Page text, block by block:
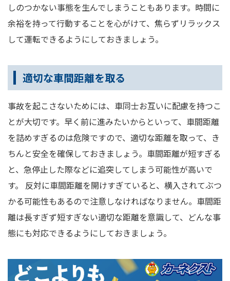
しのつかない事態を生んでしまうこともあります。時間に
余裕を持って行動することを心がけて、焦らずリラックス
して運転できるようにしておきましょう。
適切な車間距離を取る
事故を起こさないためには、車同士お互いに配慮を持つこ
とが大切です。早く前に進みたいからといって、車間距離
を詰めすぎるのは危険ですので、適切な距離を取って、き
ちんと安全を確保しておきましょう。車間距離が短すぎる
と、急停止した際などに追突してしまう可能性が高いで
す。 反対に車間距離を開けすぎていると、横入されてぶつ
かる可能性もあるので注意しなければなりません。車間距
離は長すぎず短すぎない適切な距離を意識して、どんな事
態にも対応できるようにしておきましょう。